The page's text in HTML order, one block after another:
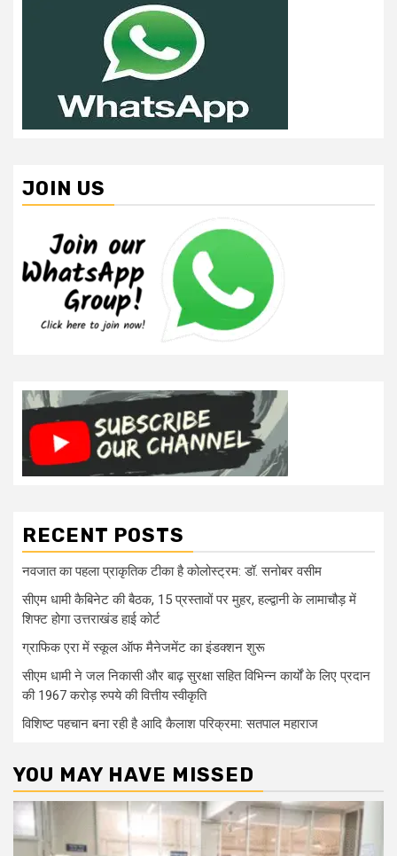
JOIN US
RECENT POSTS
नवजात का पहला प्राकृतिक टीका है कोलोस्ट्रम: डॉ. सनोबर वसीम
सीएम धामी कैबिनेट की बैठक, 15 प्रस्तावों पर मुहर, हल्द्वानी के लामाचौड़ में
शिफ्ट होगा उत्तराखंड हाई कोर्ट
ग्राफिक एरा में स्कूल ऑफ मैनेजमेंट का इंडक्शन शुरू
सीएम धामी ने जल निकासी और बाढ़ सुरक्षा सहित विभिन्न कार्यों के लिए प्रदान
की 1967 करोड़ रुपये की वित्तीय स्वीकृति
विशिष्ट पहचान बना रही है आदि कैलाश परिक्रमा: सतपाल महाराज
YOU MAY HAVE MISSED